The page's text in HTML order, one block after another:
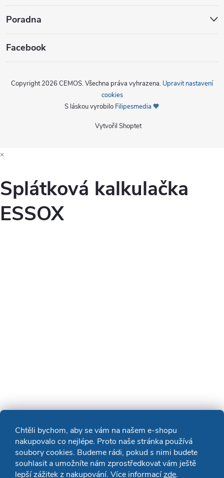
Chtěli bychom, aby se vám na našem e-shopu
nakupovalo co nejlépe. Proto naše stránka používá
soubory cookies. Budeme rádi, pokud s nimi budete
souhlasit a umožníte nám zprostředkovat vám ještě
lepší zážitek z nakupování. Více informacízde.
Poradna
Facebook
Vytvořil Shoptet
Copyright 2026 CEMOS. Všechna práva vyhrazena. Upravit nastavení
cookies
S láskou vyrobilo Filipesmedia 🧡
×
Splátková kalkulačka
ESSOX